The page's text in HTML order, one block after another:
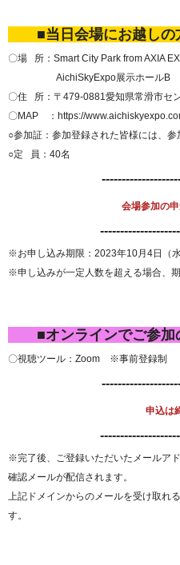
■当日会場にお越し
〇場 所：Smart City Park from AXIA
AichiSkyExpo展示ホールB
〇住 所：〒479-0881愛知県常滑市セ
〇MAP ： https://
○参加証：参加登録された皆様には、参
○定 員：40名
会場参加の申
※お申し込み期限：2023年10月4日（
※申し込みが一定人数を超える場合、
■オンラインでご参
〇視聴ツール：Zoom ※事前登録制
申込は
※完了後、ご登録いただいたメールア
確認メールが配信されます。
上記ドメインからのメールを受け取れ
す。